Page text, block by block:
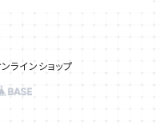
ラインショップ